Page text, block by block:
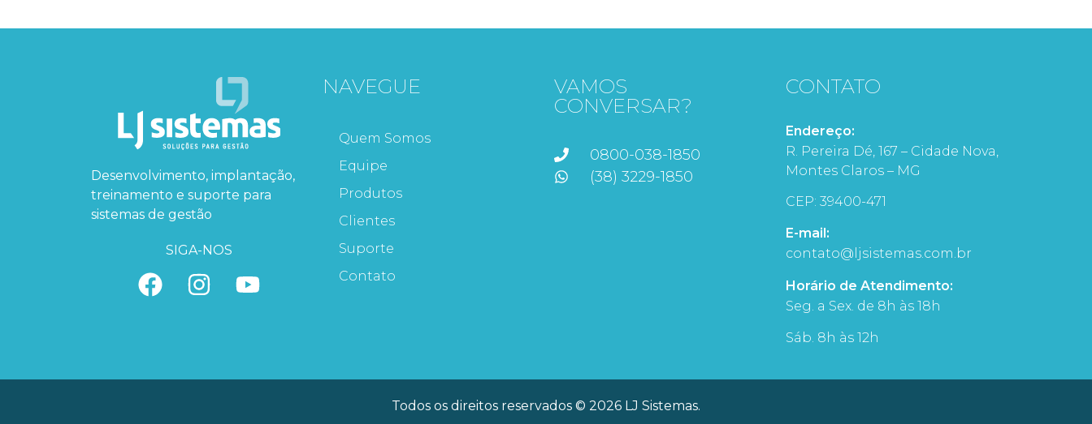
Desenvolvimento, implantação,
treinamento e suporte para
sistemas de gestão
SIGA-NOS
NAVEGUE
Quem Somos
Equipe
Produtos
Clientes
Suporte
Contato
VAMOS
CONVERSAR?
0800-038-1850
(38) 3229-1850
CONTATO
Endereço:
R. Pereira Dé, 167 – Cidade Nova,
Montes Claros – MG
CEP: 39400-471
E-mail:
contato@ljsistemas.com.br
Horário de Atendimento:
Seg. a Sex. de 8h às 18h
Sáb. 8h às 12h
Todos os direitos reservados © 2026 LJ Sistemas.